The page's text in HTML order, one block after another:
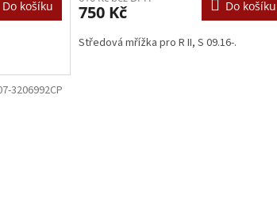
Do košíku 750 Kč Do košíku
Středová mřížka pro R II, S 09.16-.
3206992CP